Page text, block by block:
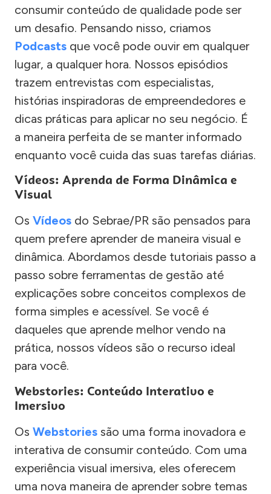
consumir conteúdo de qualidade pode ser
um desafio. Pensando nisso, criamos
Podcasts que você pode ouvir em qualquer
lugar, a qualquer hora. Nossos episódios
trazem entrevistas com especialistas,
histórias inspiradoras de empreendedores e
dicas práticas para aplicar no seu negócio. É
a maneira perfeita de se manter informado
enquanto você cuida das suas tarefas diárias.
Vídeos: Aprenda de Forma Dinâmica e
Visual
Os Vídeos do Sebrae/PR são pensados para
quem prefere aprender de maneira visual e
dinâmica. Abordamos desde tutoriais passo a
passo sobre ferramentas de gestão até
explicações sobre conceitos complexos de
forma simples e acessível. Se você é
daqueles que aprende melhor vendo na
prática, nossos vídeos são o recurso ideal
para você.
Webstories: Conteúdo Interativo e
Imersivo
Os Webstories são uma forma inovadora e
interativa de consumir conteúdo. Com uma
experiência visual imersiva, eles oferecem
uma nova maneira de aprender sobre temas